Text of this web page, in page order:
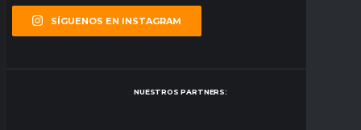
SÍGUENOS EN INSTAGRAM
NUESTROS PARTNERS: